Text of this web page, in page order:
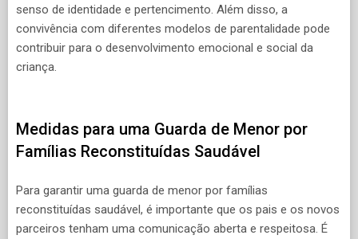
senso de identidade e pertencimento. Além disso, a
convivência com diferentes modelos de parentalidade pode
contribuir para o desenvolvimento emocional e social da
criança.
Medidas para uma Guarda de Menor por
Famílias Reconstituídas Saudável
Para garantir uma guarda de menor por famílias
reconstituídas saudável, é importante que os pais e os novos
parceiros tenham uma comunicação aberta e respeitosa. É